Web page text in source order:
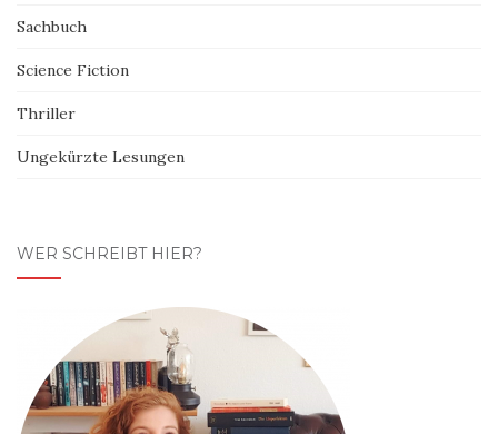
Sachbuch
Science Fiction
Thriller
Ungekürzte Lesungen
WER SCHREIBT HIER?